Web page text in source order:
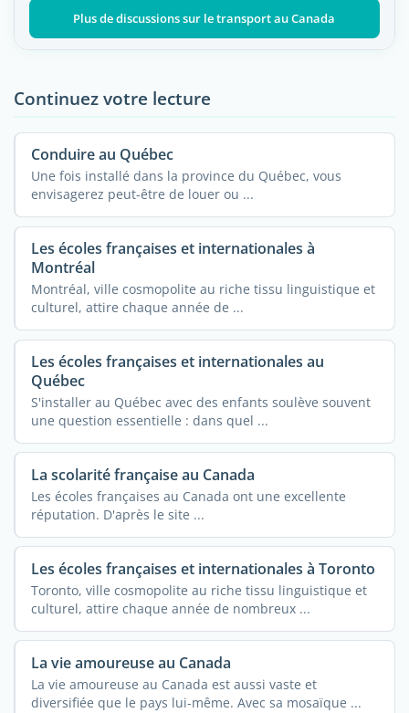
Plus de discussions sur le transport au Canada
Continuez votre lecture
Conduire au Québec
Une fois installé dans la province du Québec, vous
envisagerez peut-être de louer ou ...
Les écoles françaises et internationales à
Montréal
Montréal, ville cosmopolite au riche tissu linguistique et
culturel, attire chaque année de ...
Les écoles françaises et internationales au
Québec
S'installer au Québec avec des enfants soulève souvent
une question essentielle : dans quel ...
La scolarité française au Canada
Les écoles françaises au Canada ont une excellente
réputation. D'après le site ...
Les écoles françaises et internationales à Toronto
Toronto, ville cosmopolite au riche tissu linguistique et
culturel, attire chaque année de nombreux ...
La vie amoureuse au Canada
La vie amoureuse au Canada est aussi vaste et
diversifiée que le pays lui-même. Avec sa mosaïque ...